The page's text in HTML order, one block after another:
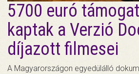
5700 euró
kaptak a Verzió
díjazott filmesei
A Magyarországon egyedülálló